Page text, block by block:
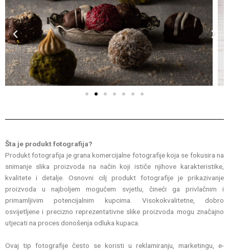
P
r
e
v
i
N
e
x
t
Šta je produkt fotografija?
Produkt fotografija je grana komercijalne fotografije koja se fokusira na
snimanje slika proizvoda na način koji ističe njihove karakteristike,
kvalitete i detalje. Osnovni cilj produkt fotografije je prikazivanje
proizvoda u najboljem mogućem svjetlu, čineći ga privlačnim i
primamljivim potencijalnim kupcima. Visokokvalitetne, dobro
osvijetljene i precizno reprezentativne slike proizvoda mogu značajno
utjecati na proces donošenja odluka kupaca.
Ovaj tip fotografije često se koristi u reklamiranju, marketingu, e-